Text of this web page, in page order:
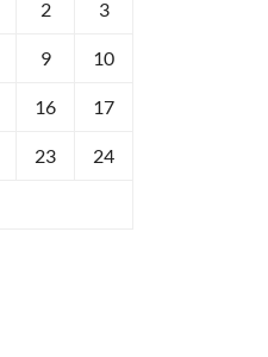
2 3
9 10
16 17
23 24